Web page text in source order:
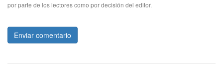
por parte de los lectores como por decisión del editor.
Enviar comentario